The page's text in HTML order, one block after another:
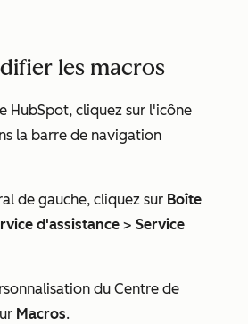
les macros
HubSpot, cliquez sur l'icône
la barre de navigation
de gauche, cliquez sur Boîte
d'assistance > Service
du Centre de
Macros.